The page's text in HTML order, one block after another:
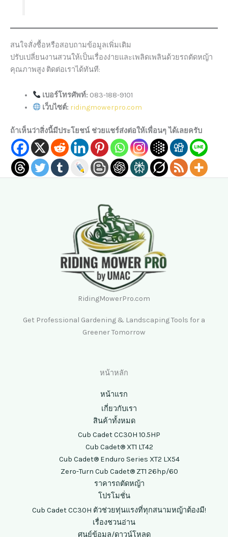
สนใจสั่งซื้อหรือสอบถามข้อมูลเพิ่มเติม
ปรับเปลี่ยนงานสวนให้เป็นเรื่องง่ายและเพลิดเพลินด้วยรถตัดหญ้า
คุณภาพสูง ติดต่อเราได้ทันที:
เบอร์โทรศัพท์: 083-188-9101
เว็บไซต์: ridingmowerpro.com
ถ้าเห็นว่าสิ่งนี้มีประโยชน์ ช่วยแชร์ส่งต่อให้เพื่อนๆ ได้เลยครับ
RidingMowerPro.com
Get Professional Gardening & Landscaping Tools for a
Greener Tomorrow
หน้าหลัก
หน้าแรก
เกี่ยวกับเรา
สินค้าทั้งหมด
Cub Cadet CC30H 10.5HP
Cub Cadet® XT1 LT42
Cub Cadet® Enduro Series XT2 LX54
Zero-Turn Cub Cadet® ZT1 26hp/60
ราคารถตัดหญ้า
โปรโมชั่น
Cub Cadet CC30H ตัวช่วยทุ่นแรงที่ทุกสนามหญ้าต้องมี!
เรื่องชวนอ่าน
ศูนย์ข้อมูล/ดาวน์โหลด